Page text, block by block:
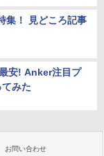
集！ 見どころ記事
安! Anker注目プ
みた
お問い合わせ